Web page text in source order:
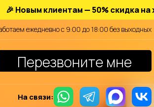
ежедневно с 9:00 до 18:00 без выходных
Перезвоните мне
На связи:
клиентам — 50% скидка на